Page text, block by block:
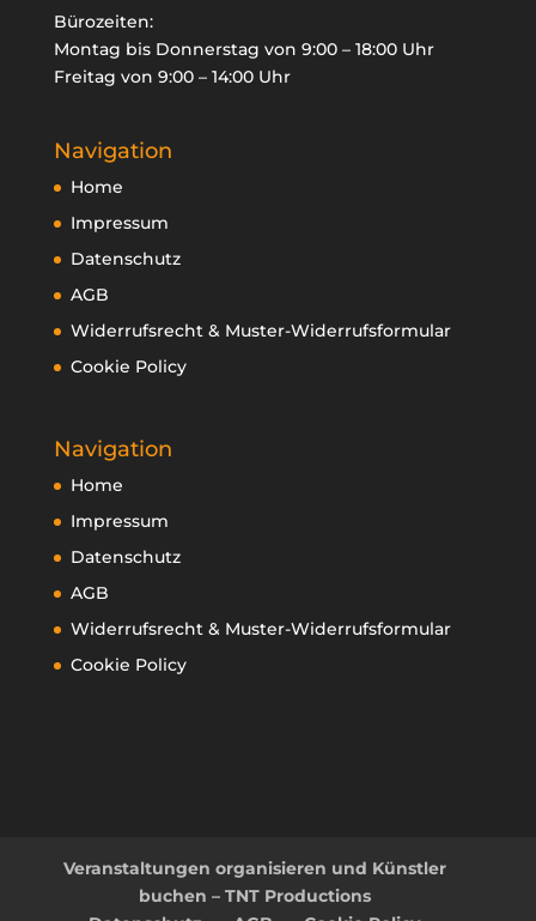
Bürozeiten:
Montag bis Donnerstag von 9:00 – 18:00 Uhr
Freitag von 9:00 – 14:00 Uhr
Navigation
Home
Impressum
Datenschutz
AGB
Widerrufsrecht & Muster-Widerrufsformular
Cookie Policy
Navigation
Home
Impressum
Datenschutz
AGB
Widerrufsrecht & Muster-Widerrufsformular
Cookie Policy
Veranstaltungen organisieren und Künstler
buchen – TNT Productions